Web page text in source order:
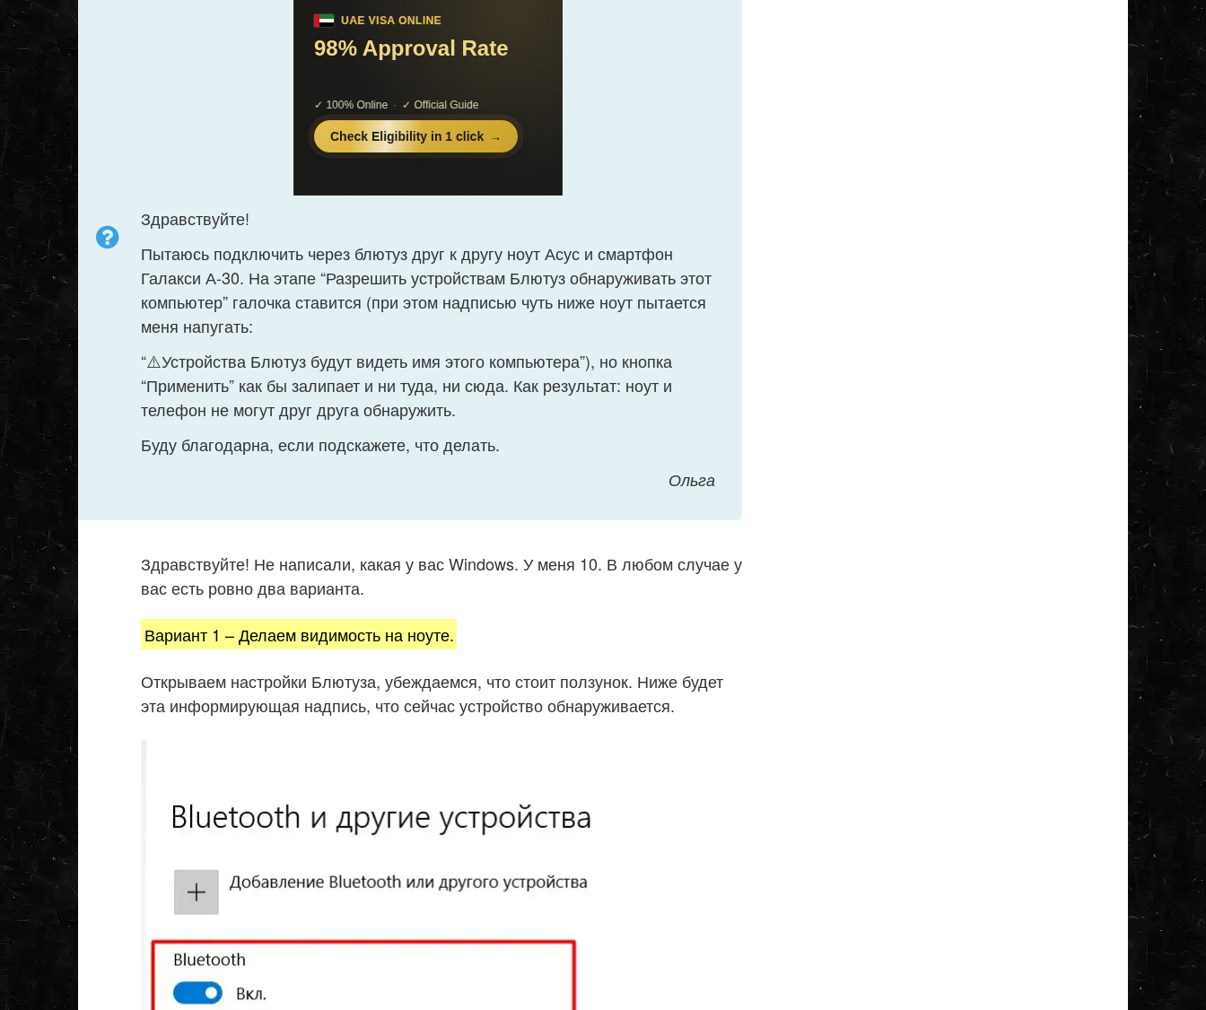
Здравствуйте!
Пытаюсь подключить через блютуз друг к другу ноут Асус и смартфон
Галакси А-30. На этапе “Разрешить устройствам Блютуз обнаруживать этот
компьютер” галочка ставится (при этом надписью чуть ниже ноут пытается
меня напугать:
“⚠️Устройства Блютуз будут видеть имя этого компьютера”), но кнопка
“Применить” как бы залипает и ни туда, ни сюда. Как результат: ноут и
телефон не могут друг друга обнаружить.
Буду благодарна, если подскажете, что делать.
Ольга
Здравствуйте! Не написали, какая у вас Windows. У меня 10. В любом случае у
вас есть ровно два варианта.
Вариант 1 – Делаем видимость на ноуте.
Открываем настройки Блютуза, убеждаемся, что стоит ползунок. Ниже будет
эта информирующая надпись, что сейчас устройство обнаруживается.